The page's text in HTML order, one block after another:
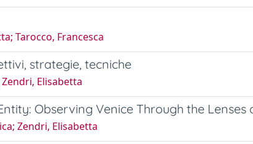
Tarocco, Francesca
strategie, tecniche
Elisabetta
Observing Venice Through the
Zendri, Elisabetta